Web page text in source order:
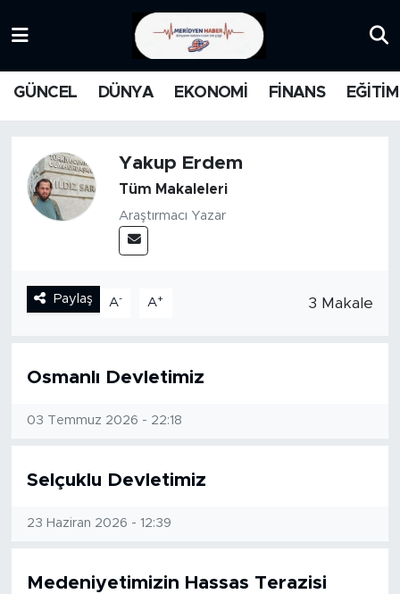
GÜNCEL DÜNYA EKONOMİ FİNANS EĞİTİM
Yakup Erdem
Tüm Makaleleri
Araştırmacı Yazar
Paylaş A- A+ 3 Makale
Osmanlı Devletimiz
03 Temmuz 2026 - 22:18
Selçuklu Devletimiz
23 Haziran 2026 - 12:39
Medeniyetimizin Hassas Terazisi
MANŞET
MEDYA
DÜNYA
KARİKATÜR
RÖPÖRTAJ
ANALİZ
İstanbul Namaz Vakitleri
Trafik Durumu
Süper Lig Puan Durumu ve Fikstür
Tüm Manşetler
Haber Arşivi